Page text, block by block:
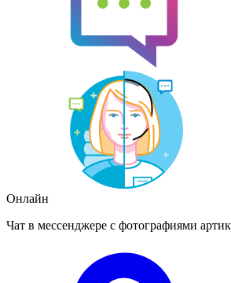
Онлайн
Чат в мессенджере с фотографиями